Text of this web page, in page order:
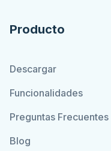
Producto
Descargar
Funcionalidades
Preguntas Frecuentes
Blog